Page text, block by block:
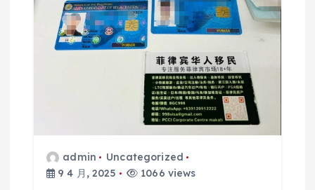
admin
Uncategorized
9 4 月, 2025
1066 views